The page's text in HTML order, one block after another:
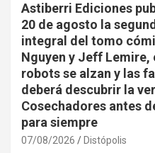
Astiberri Ediciones
20 de agosto la
integral del tomo
Nguyen y Jeff Lemire,
robots se alzan y las
deberá descubrir la
Cosechadores antes
para siempre
07/08/2026 Distópolis